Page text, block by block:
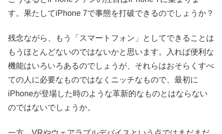
す。果たしてiPhone 7で事態を打破できるのでしょうか？
残念ながら、もう「スマートフォン」としてできることは
もうほとんどないのではないかと思います。入れば便利な
機能はいろいろあるのでしょうが、それらはおそらくすべ
ての人に必要なものではなくニッチなもので、最初に
iPhoneが登場した時のような革新的なものとはならない
のではないでしょうか。